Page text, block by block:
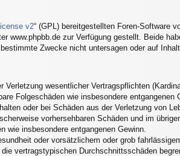
v2“ (GPL) bereitgestellten Foren-Software
www.phpbb.de zur Verfügung gestellt. Beide
Zwecke nicht untersagen oder auf
wesentlicher Vertragspflichten
Folgeschäden wie insbesondere entgangenen
oder bei Schäden aus der Verletzung von
vorhersehbaren Schäden und im
insbesondere entgangenen Gewinn.
oder vorsätzlichem oder grob
vertragstypischen Durchschnittsschäden